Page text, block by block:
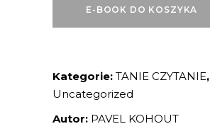
E-BOOK DO KOSZYKA
Kategorie: TANIE CZYTANIE,
Uncategorized
Autor: PAVEL KOHOUT